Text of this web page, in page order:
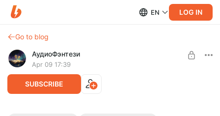
EN LOG IN
Go to blog
АудиоФэнтези
Apr 09 17:39
SUBSCRIBE